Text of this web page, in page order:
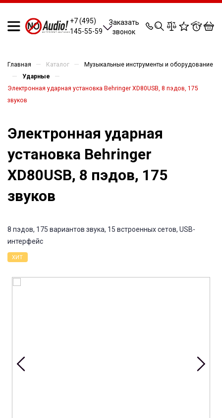
+7 (495)
145-55-59
Заказать
звонок
0 0 0 0
Главная — Каталог — Музыкальные инструменты и оборудование
— Ударные —
Электронная ударная установка Behringer XD80USB, 8 пэдов, 175
звуков
Электронная ударная
установка Behringer
XD80USB, 8 пэдов, 175
звуков
8 пэдов, 175 вариантов звука, 15 встроенных сетов, USB-
интерфейс
ХИТ